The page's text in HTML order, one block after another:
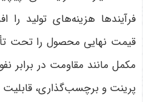
فرآیندها هزینه‌های تولید
قیمت نهایی محصول را تحت
مکمل مانند مقاومت در برابر
پرینت و برچسب‌گذاری، قابلیت